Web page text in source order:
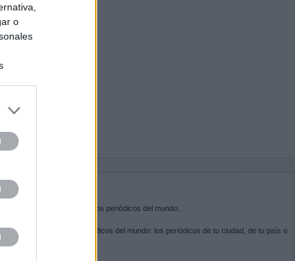
o
KIOSKO.NET
es la puerta de entrada a los periódicos del mundo.
por las portadas de los periódicos del mundo: los periódicos de tu ciudad, de tu país o
del mundo.